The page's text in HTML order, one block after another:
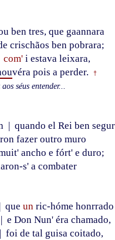
ben tres, que gaannara
crischãos ben pobrara;
com' i estava leixara,
véra pois a perder. †
aos séus entender...
| quando el Rei ben
fazer outro muro
ancho e fórt' e duro;
s' a combater
| que un ric-hóme honrrado
| e Don Nun' éra chamado,
| foi de tal guisa coitado,